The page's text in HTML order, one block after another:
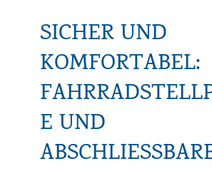
SICHER UND
KOMFORTABEL:
E UND
ABSCHLIESSBARE